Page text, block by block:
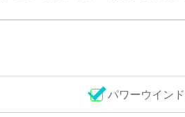
パワーウイン